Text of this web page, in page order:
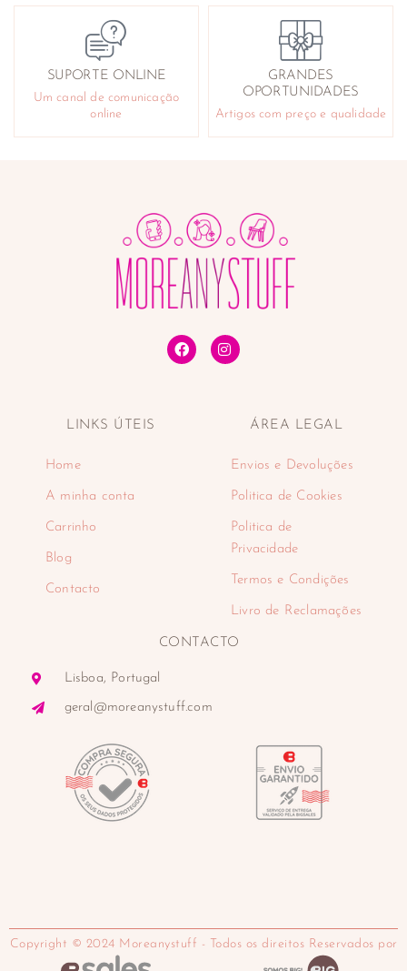
SUPORTE ONLINE
Um canal de comunicação
online
GRANDES
OPORTUNIDADES
Artigos com preço e qualidade
LINKS ÚTEIS
Home
A minha conta
Carrinho
Blog
Contacto
ÁREA LEGAL
Envios e Devoluções
Politica de Cookies
Politica de
Privacidade
Termos e Condições
Livro de Reclamações
CONTACTO
Lisboa, Portugal
geral@moreanystuff.com
Copyright © 2024 Moreanystuff - Todos os direitos Reservados por